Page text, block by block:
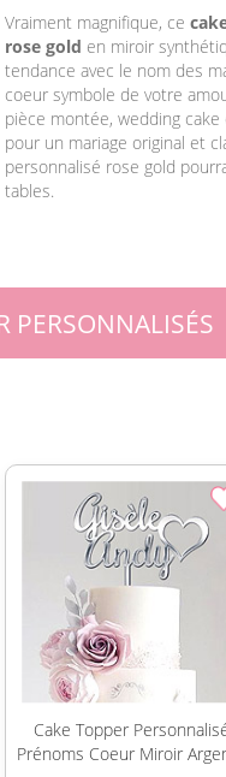
Vraiment magnifique, ce
rose gold en miroir
tendance avec le nom des
coeur symbole de votre
pièce montée, wedding
pour un mariage original et
personnalisé rose gold
tables.
PERSONNALISÉS
Cake Topper
Prénoms Coeur Miroir